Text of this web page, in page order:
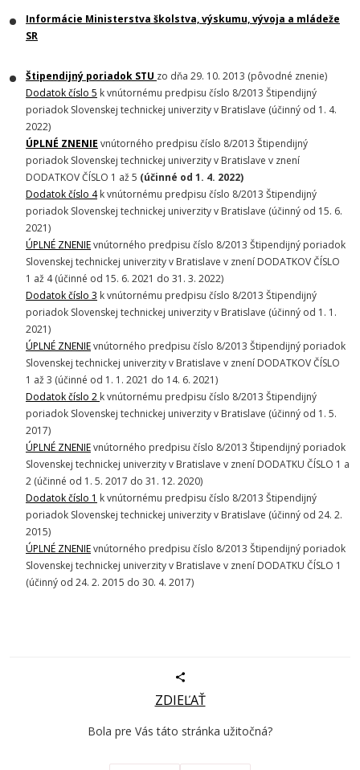
Informácie Ministerstva školstva, výskumu, vývoja a mládeže
SR
Štipendijný poriadok STU zo dňa 29. 10. 2013 (pôvodné znenie)
Dodatok číslo 5 k vnútornému predpisu číslo 8/2013 Štipendijný
poriadok Slovenskej technickej univerzity v Bratislave (účinný od 1. 4.
2022)
ÚPLNÉ ZNENIE vnútorného predpisu číslo 8/2013 Štipendijný
poriadok Slovenskej technickej univerzity v Bratislave v znení
DODATKOV ČÍSLO 1 až 5 (účinné od 1. 4. 2022)
Dodatok číslo 4k vnútornému predpisu číslo 8/2013 Štipendijný
poriadok Slovenskej technickej univerzity v Bratislave (účinný od 15. 6.
2021)
ÚPLNÉ ZNENIEvnútorného predpisu číslo 8/2013 Štipendijný poriadok
Slovenskej technickej univerzity v Bratislave v znení DODATKOV ČÍSLO
1 až 4 (účinné od 15. 6. 2021 do 31. 3. 2022)
Dodatok číslo 3 k vnútornému predpisu číslo 8/2013 Štipendijný
poriadok Slovenskej technickej univerzity v Bratislave (účinný od 1. 1.
2021)
ÚPLNÉ ZNENIEvnútorného predpisu číslo 8/2013 Štipendijný poriadok
Slovenskej technickej univerzity v Bratislave v znení DODATKOV ČÍSLO
1 až 3 (účinné od 1. 1. 2021 do 14. 6. 2021)
Dodatok číslo 2 k vnútornému predpisu číslo 8/2013 Štipendijný
poriadok Slovenskej technickej univerzity v Bratislave (účinný od 1. 5.
2017)
ÚPLNÉ ZNENIEvnútorného predpisu číslo 8/2013 Štipendijný poriadok
Slovenskej technickej univerzity v Bratislave v znení DODATKU ČÍSLO 1 a
2 (účinné od 1. 5. 2017 do 31. 12. 2020)
Dodatok číslo 1 k vnútornému predpisu číslo 8/2013 Štipendijný
poriadok Slovenskej technickej univerzity v Bratislave (účinný od 24. 2.
2015)
ÚPLNÉ ZNENIEvnútorného predpisu číslo 8/2013 Štipendijný poriadok
Slovenskej technickej univerzity v Bratislave v znení DODATKU ČÍSLO 1
(účinný od 24. 2. 2015 do 30. 4. 2017)
ZDIEĽAŤ
Bola pre Vás táto stránka užitočná?